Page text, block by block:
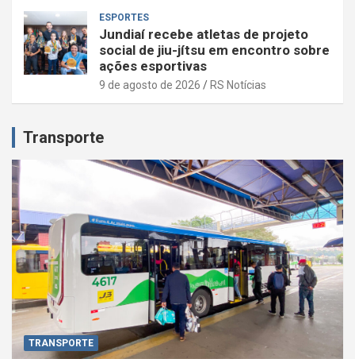
ESPORTES
Jundiaí recebe atletas de projeto
social de jiu-jítsu em encontro sobre
ações esportivas
9 de agosto de 2026 RS Notícias
Transporte
TRANSPORTE